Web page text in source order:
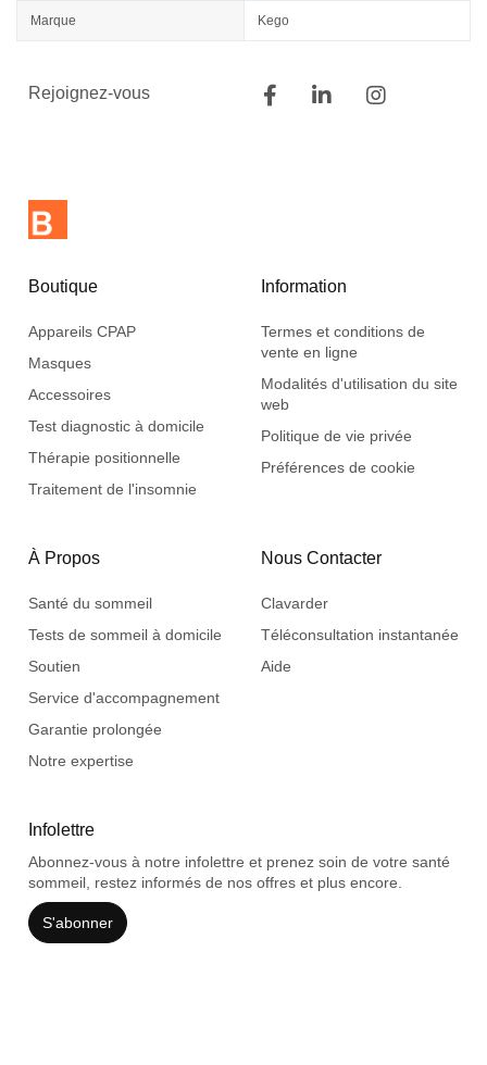
Marque Kego
Rejoignez-vous
Boutique
Appareils CPAP
Masques
Accessoires
Test diagnostic à domicile
Thérapie positionnelle
Traitement de l'insomnie
Information
Termes et conditions de
vente en ligne
Modalités d'utilisation du site
web
Politique de vie privée
Préférences de cookie
À Propos
Santé du sommeil
Tests de sommeil à domicile
Soutien
Service d'accompagnement
Garantie prolongée
Notre expertise
Nous Contacter
Clavarder
Téléconsultation instantanée
Aide
Infolettre
Abonnez-vous à notre infolettre et prenez soin de votre santé
sommeil, restez informés de nos offres et plus encore.
S'abonner